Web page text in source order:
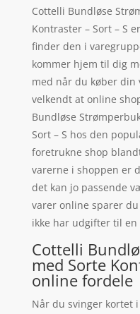
Cottelli Bundløse
Kontraster – Sort – S
finder den i
kommer hjem til dig
med når du køber din
velkendt at online
Bundløse
Sort – S hos den
foretrukne shop
varerne i shoppen er
det kan jo passende
varer online sparer
ikke har udgifter til en
Cottelli
med Sorte
online fordele
Når du svinger kortet